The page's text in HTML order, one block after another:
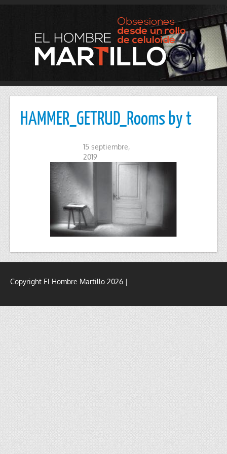
HAMMER_GETRUD_Rooms by t
15 septiembre,
2019
Copyright El Hombre Martillo 2026 |